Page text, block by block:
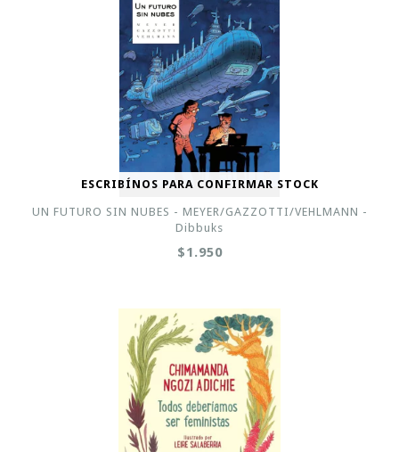
ESCRIBÍNOS PARA CONFIRMAR STOCK
UN FUTURO SIN NUBES - MEYER/GAZZOTTI/VEHLMANN -
Dibbuks
$1.950